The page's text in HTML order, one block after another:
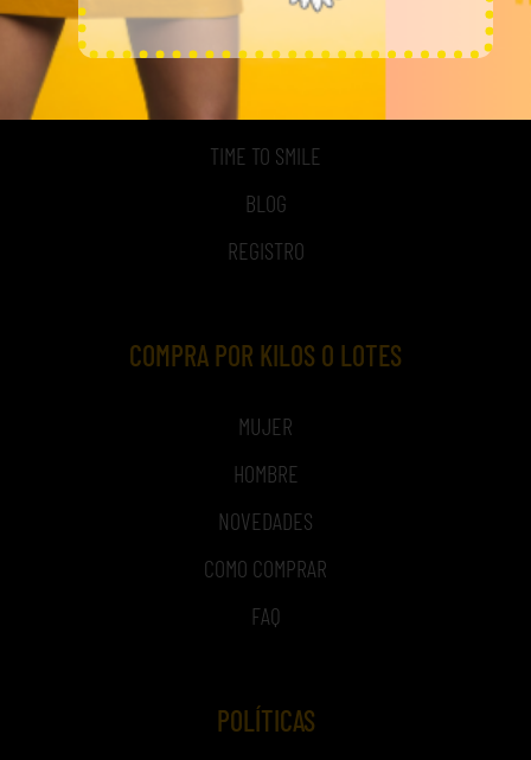
ACCESO A MI CUENTA
TIME TO SMILE
BLOG
REGISTRO
COMPRA POR KILOS O LOTES
MUJER
HOMBRE
NOVEDADES
COMO COMPRAR
FAQ
POLÍTICAS